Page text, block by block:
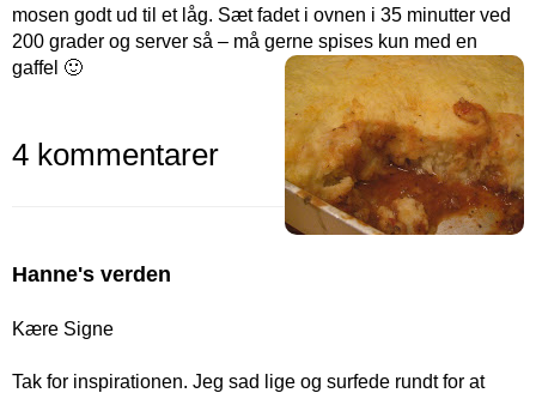
mosen godt ud til et låg. Sæt fadet i ovnen i 35 minutter ved
200 grader og server så – må gerne spises kun med en
gaffel 🙂
4 kommentarer
Hanne's verden
Kære Signe
Tak for inspirationen. Jeg sad lige og surfede rundt for at